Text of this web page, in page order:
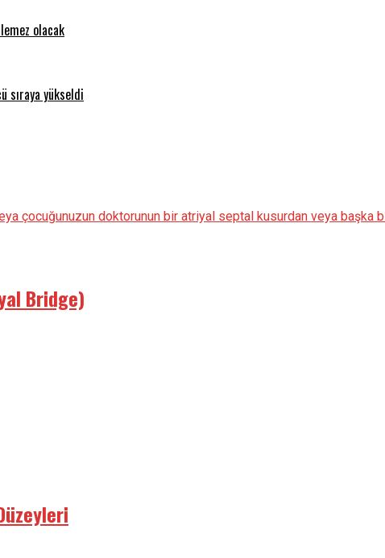
olacak
sıraya yükseldi
çocuğunuzun doktorunun bir atriyal septal kusurdan veya başka
Bridge)